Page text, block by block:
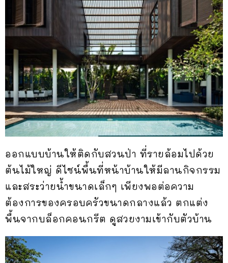
ออกแบบบ้านให้ติดกับสวนป่า ที่รายล้อมไปด้วย
ต้นไม้ใหญ่ ดีไซน์พื้นที่หน้าบ้านให้มีลานกิจกรรม
และสระว่ายน้ำขนาดเล็กๆ เพียงพอต่อความ
ต้องการของครอบครัวขนาดกลางแล้ว ตกแต่ง
พื้นจากบล็อกคอนกรีต ดูสวยงามเข้ากับตัวบ้าน